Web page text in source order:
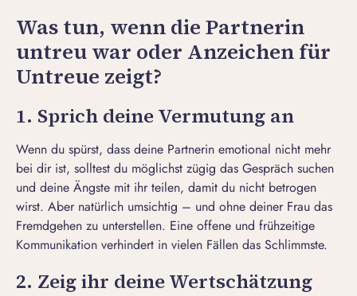
Was tun, wenn die Partnerin
untreu war oder Anzeichen für
Untreue zeigt?
1. Sprich deine Vermutung an
Wenn du spürst, dass deine Partnerin emotional nicht mehr
bei dir ist, solltest du möglichst zügig das Gespräch suchen
und deine Ängste mit ihr teilen, damit du nicht betrogen
wirst. Aber natürlich umsichtig – und ohne deiner Frau das
Fremdgehen zu unterstellen. Eine offene und frühzeitige
Kommunikation verhindert in vielen Fällen das Schlimmste.
2. Zeig ihr deine Wertschätzung